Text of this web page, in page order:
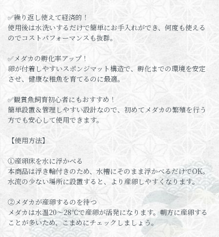
✅繰り返し使えて経済的！
使用後は水洗いするだけで簡単にお手入れができ、何度も使える
のでコストパフォーマンスも抜群。
✅メダカの孵化率アップ！
卵が付着しやすいスポンジマット構造で、孵化までの環境を安定
させ、健康な稚魚を育てるのに最適。
✅観賞魚飼育初心者にもおすすめ！
簡単設置＆管理しやすい設計なので、初めてメダカの繁殖を行う
方でも安心して使用できます。
【使用方法】
①産卵床を水に浮かべる
本商品は浮き輪付きのため、水槽にそのまま浮かべるだけでOK。
水流の少ない場所に設置すると、より産卵しやすくなります。
②メダカが産卵するのを待つ
メダカは水温20〜28℃で産卵が活発になります。朝方に産卵する
ことが多いため、こまめにチェックしましょう。